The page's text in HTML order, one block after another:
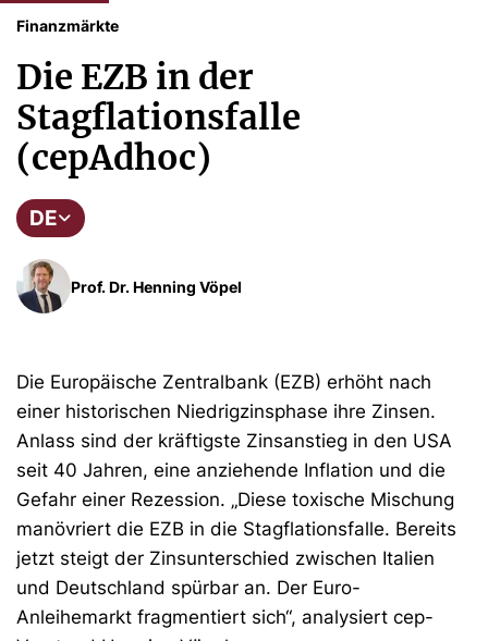
Finanzmärkte
Die EZB in der
Stagflationsfalle
(cepAdhoc)
DE
Prof. Dr. Henning Vöpel
Die Europäische Zentralbank (EZB) erhöht nach
einer historischen Niedrigzinsphase ihre Zinsen.
Anlass sind der kräftigste Zinsanstieg in den USA
seit 40 Jahren, eine anziehende Inflation und die
Gefahr einer Rezession. „Diese toxische Mischung
manövriert die EZB in die Stagflationsfalle. Bereits
jetzt steigt der Zinsunterschied zwischen Italien
und Deutschland spürbar an. Der Euro-
Anleihemarkt fragmentiert sich“, analysiert cep-